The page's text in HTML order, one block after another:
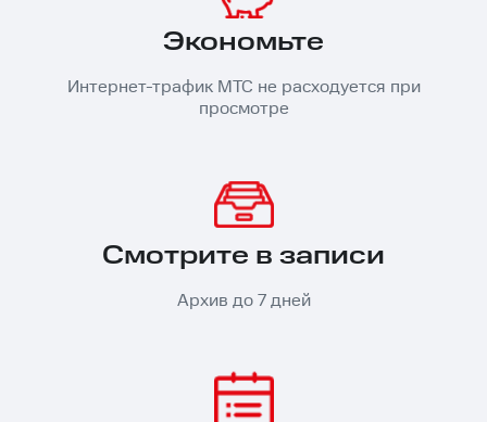
Экономьте
Интернет-трафик МТС не расходуется при
просмотре
Смотрите в записи
Архив до 7 дней